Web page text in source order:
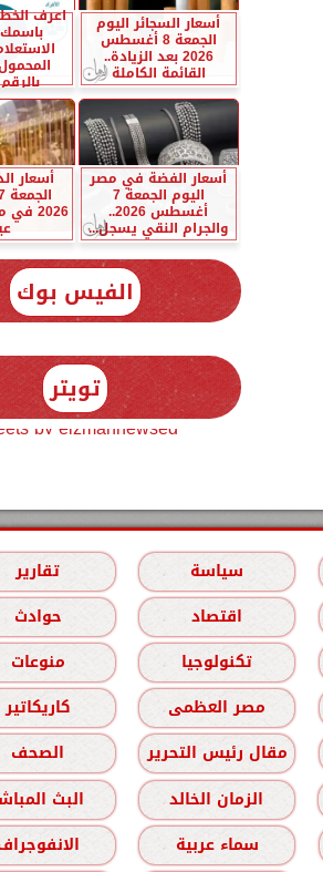
أسعار السجائر اليوم
الجمعة 8 أغسطس
2026 بعد الزيادة..
القائمة الكاملة
اعرف
أسعار الفضة في مصر
اليوم الجمعة 7
أغسطس 2026..
والجرام النقي يسجل...
أسعار
2026
الفيس بوك
تويتر
by elzmannewseg
سياسة
تقارير
اقتصاد
حوادث
تكنولوجيا
منوعات
مصر العظمى
كاريكاتير
مقال رئيس التحرير
الصحف
الزمان الخالد
البث
سماء عربية